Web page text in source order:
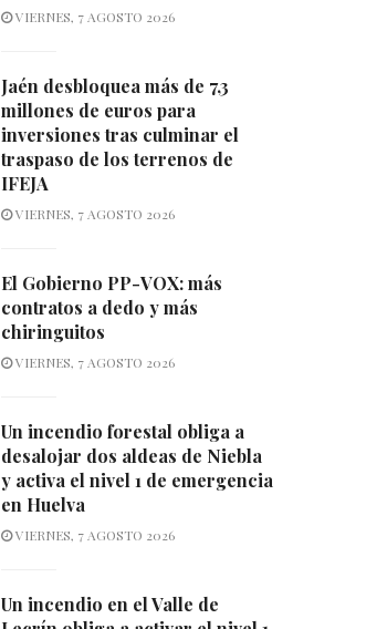
VIERNES, 7 AGOSTO 2026
Jaén desbloquea más de 7,3
millones de euros para
inversiones tras culminar el
traspaso de los terrenos de
IFEJA
VIERNES, 7 AGOSTO 2026
El Gobierno PP-VOX: más
contratos a dedo y más
chiringuitos
VIERNES, 7 AGOSTO 2026
Un incendio forestal obliga a
desalojar dos aldeas de Niebla
y activa el nivel 1 de emergencia
en Huelva
VIERNES, 7 AGOSTO 2026
Un incendio en el Valle de